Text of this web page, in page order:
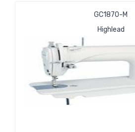
GС1870-М
Highlead